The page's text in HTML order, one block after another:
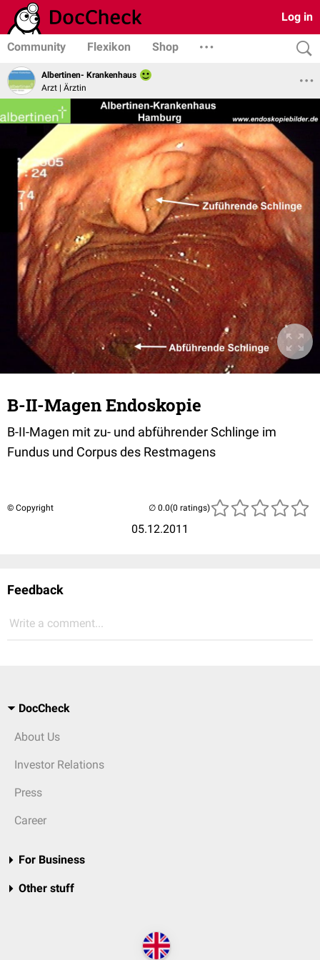
Log in
Community Flexikon Shop
Albertinen- Krankenhaus
Arzt | Ärztin
B-II-Magen Endoskopie
B-II-Magen mit zu- und abführender Schlinge im
Fundus und Corpus des Restmagens
© Copyright
05.12.2011
(0 ratings)
Feedback
Write a comment...
DocCheck
About Us
Investor Relations
Press
Career
For Business
Other stuff